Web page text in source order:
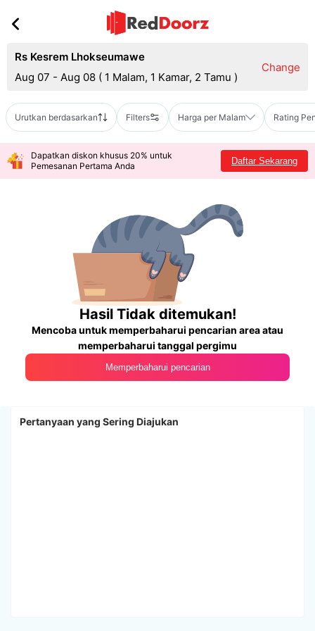
Rs Kesrem Lhokseumawe
Aug 07 - Aug 08 ( 1 Malam, 1 Kamar, 2 Tamu )
Change
Urutkan berdasarkan Filters Harga per Malam Rating
Dapatkan diskon khusus 20% untuk
Pemesanan Pertama Anda
Daftar Sekarang
Hasil Tidak ditemukan!
Mencoba untuk memperbaharui pencarian area atau
memperbaharui tanggal pergimu
Memperbaharui pencarian
Pertanyaan yang Sering Diajukan